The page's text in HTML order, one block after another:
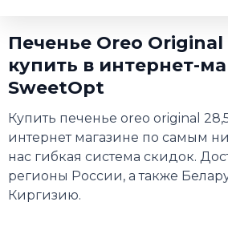
Печенье Oreo Original
купить в интернет-
SweetOpt
Купить печенье oreo original
интернет магазине по самым
нас гибкая система скидок.
регионы России, а также
Киргизию.